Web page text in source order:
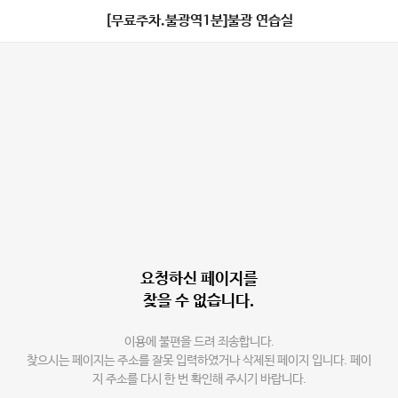
[무료주차.불광역1분]불광 연습실
요청하신 페이지를
찾을 수 없습니다.
이용에 불편을 드려 죄송합니다.
찾으시는 페이지는 주소를 잘못 입력하였거나 삭제된 페이지 입니다. 페이
지 주소를 다시 한 번 확인해 주시기 바랍니다.